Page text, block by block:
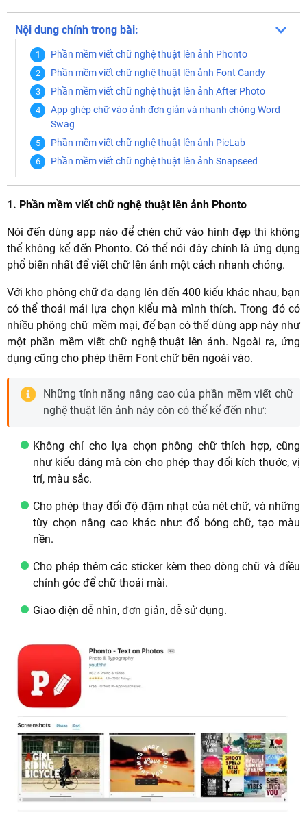
Nội dung chính trong bài:
Phần mềm viết chữ nghệ thuật lên ảnh Phonto
Phần mềm viết chữ nghệ thuật lên ảnh Font Candy
Phần mềm viết chữ nghệ thuật lên ảnh After Photo
App ghép chữ vào ảnh đơn giản và nhanh chóng Word
Swag
Phần mềm viết chữ nghệ thuật lên ảnh PicLab
Phần mềm viết chữ nghệ thuật lên ảnh Snapseed
1. Phần mềm viết chữ nghệ thuật lên ảnh Phonto
Nói đến dùng app nào để chèn chữ vào hình đẹp thì không
thể không kể đến Phonto. Có thể nói đây chính là ứng dụng
phổ biến nhất để viết chữ lên ảnh một cách nhanh chóng.
Với kho phông chữ đa dạng lên đến 400 kiểu khác nhau, bạn
có thể thoải mái lựa chọn kiểu mà mình thích. Trong đó có
nhiều phông chữ mềm mại, để bạn có thể dùng app này như
một phần mềm viết chữ nghệ thuật lên ảnh. Ngoài ra, ứng
dụng cũng cho phép thêm Font chữ bên ngoài vào.
Những tính năng nâng cao của phần mềm viết chữ
nghệ thuật lên ảnh này còn có thể kể đến như:
Không chỉ cho lựa chọn phông chữ thích hợp, cũng
như kiểu dáng mà còn cho phép thay đổi kích thước, vị
trí, màu sắc.
Cho phép thay đổi độ đậm nhạt của nét chữ, và những
tùy chọn nâng cao khác như: đổ bóng chữ, tạo màu
nền.
Cho phép thêm các sticker kèm theo dòng chữ và điều
chỉnh góc để chữ thoải mài.
Giao diện dễ nhìn, đơn giản, dễ sử dụng.